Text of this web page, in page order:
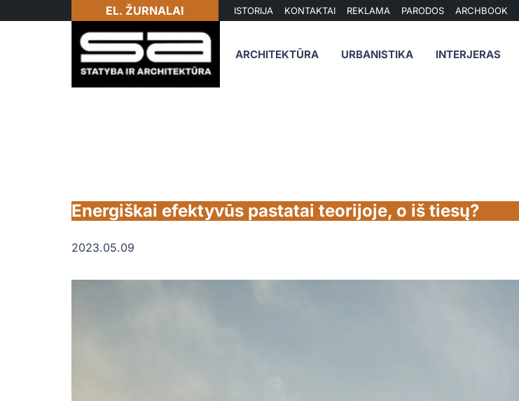
EL. ŽURNALAI ISTORIJA KONTAKTAI REKLAMA PARODOS ARCHBOOK
ARCHITEKTŪRA URBANISTIKA INTERJERAS
Energiškai efektyvūs pastatai teorijoje, o iš tiesų?
2023.05.09